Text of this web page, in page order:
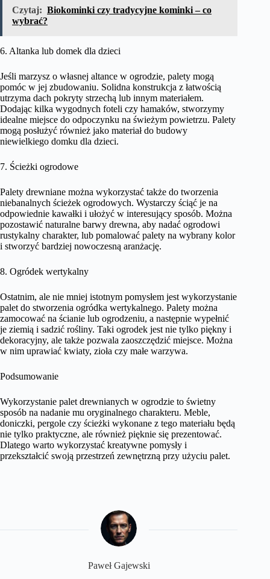
Czytaj: Biokominki czy tradycyjne kominki – co
wybrać?
6. Altanka lub domek dla dzieci
Jeśli marzysz o własnej altance w ogrodzie, palety mogą
pomóc w jej zbudowaniu. Solidna konstrukcja z łatwością
utrzyma dach pokryty strzechą lub innym materiałem.
Dodając kilka wygodnych foteli czy hamaków, stworzymy
idealne miejsce do odpoczynku na świeżym powietrzu. Palety
mogą posłużyć również jako materiał do budowy
niewielkiego domku dla dzieci.
7. Ścieżki ogrodowe
Palety drewniane można wykorzystać także do tworzenia
niebanalnych ścieżek ogrodowych. Wystarczy ściąć je na
odpowiednie kawałki i ułożyć w interesujący sposób. Można
pozostawić naturalne barwy drewna, aby nadać ogrodowi
rustykalny charakter, lub pomalować palety na wybrany kolor
i stworzyć bardziej nowoczesną aranżację.
8. Ogródek wertykalny
Ostatnim, ale nie mniej istotnym pomysłem jest wykorzystanie
palet do stworzenia ogródka wertykalnego. Palety można
zamocować na ścianie lub ogrodzeniu, a następnie wypełnić
je ziemią i sadzić rośliny. Taki ogrodek jest nie tylko piękny i
dekoracyjny, ale także pozwala zaoszczędzić miejsce. Można
w nim uprawiać kwiaty, zioła czy małe warzywa.
Podsumowanie
Wykorzystanie palet drewnianych w ogrodzie to świetny
sposób na nadanie mu oryginalnego charakteru. Meble,
doniczki, pergole czy ścieżki wykonane z tego materiału będą
nie tylko praktyczne, ale również pięknie się prezentować.
Dlatego warto wykorzystać kreatywne pomysły i
przekształcić swoją przestrzeń zewnętrzną przy użyciu palet.
Paweł Gajewski